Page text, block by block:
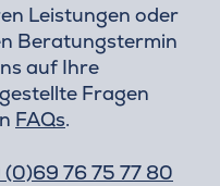
Leistungen oder
Beratungstermin
auf Ihre
Fragen
FAQs.
(0)69 76 75 77 80